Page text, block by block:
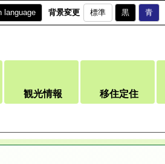
language 背景変更 標準 黒 青
観光情報 移住定住